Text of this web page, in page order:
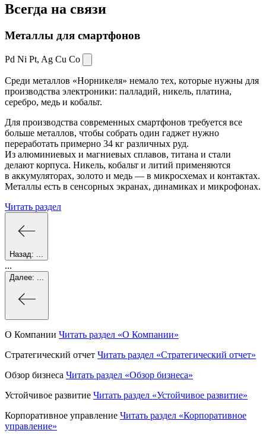
Всегда на связи
Металлы для смартфонов
Pd Ni Pt, Ag Cu Co
Среди металлов «Норникеля» немало тех, которые нужны для
производства электроники: палладий, никель, платина,
серебро, медь и кобальт.
Для производства современных смартфонов требуется все
больше металлов, чтобы собрать один гаджет нужно
переработать примерно 34 кг различных руд.
Из алюминиевых и магниевых сплавов, титана и стали
делают корпуса. Никель, кобальт и литий применяются
в аккумуляторах, золото и медь — в микросхемах и контактах.
Металлы есть в сенсорных экранах, динамиках и микрофонах.
Читать раздел
Назад:
...
Далее:
О Компании Читать раздел «О Компании»
Стратегический отчет Читать раздел «Стратегический отчет»
Обзор бизнеса Читать раздел «Обзор бизнеса»
Устойчивое развитие Читать раздел «Устойчивое развитие»
Корпоративное управление Читать раздел «Корпоративное
управление»